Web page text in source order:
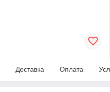
Доставка Оплата